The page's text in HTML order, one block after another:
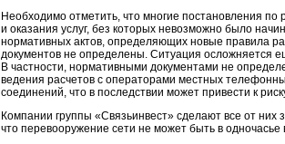
Необходимо отметить, что многие постановления
и оказания услуг, без которых невозможно было
нормативных актов, определяющих новые правила
документов не определены. Ситуация осложняется
В частности, нормативными документами не
ведения расчетов с операторами местных
соединений, что в последствии может привести к
Компании группы «Связьинвест» сделают все от
что перевооружение сети не может быть в